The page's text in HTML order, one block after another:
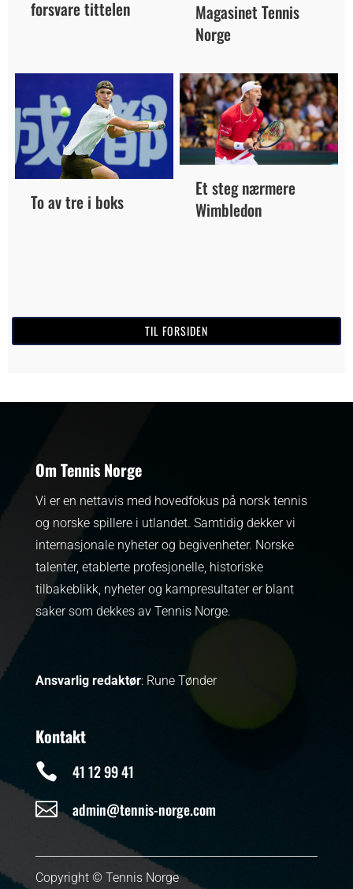
forsvare tittelen
Magasinet Tennis
Norge
To av tre i boks
Et steg nærmere
Wimbledon
TIL FORSIDEN
Om Tennis Norge
Vi er en nettavis med hovedfokus på norsk tennis
og norske spillere i utlandet. Samtidig dekker vi
internasjonale nyheter og begivenheter. Norske
talenter, etablerte profesjonelle, historiske
tilbakeblikk, nyheter og kampresultater er blant
saker som dekkes av Tennis Norge.
Ansvarlig redaktør: Rune Tønder
Kontakt
 41 12 99 41
 admin@tennis-norge.com
Copyright © Tennis Norge